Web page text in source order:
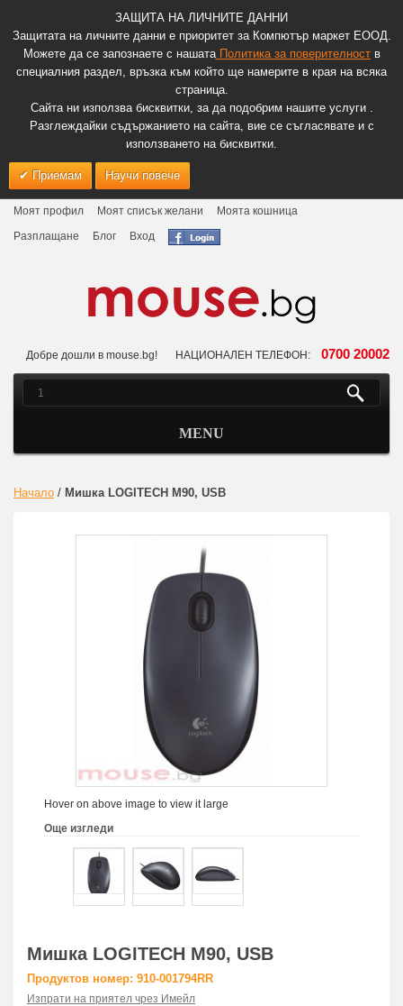
ЗАЩИТА НА ЛИЧНИТЕ ДАННИ
Защитата на личните данни е приоритет за Компютър маркет ЕООД.
Можете да се запознаете с нашатаПолитика за поверителноств
специалния раздел, връзка към който ще намерите в края на всяка
страница.
Сайта ни използва бисквитки, за да подобрим нашите услуги .
Разглеждайки съдържанието на сайта, вие се съгласявате и с
използването на бисквитки.
Приемам Научи повече
Моят профил Моят списък желани
Моята кошница
Разплащане
Блог Вход
Добре дошли в mouse.bg! НАЦИОНАЛЕН ТЕЛЕФОН: 0700 20002
MENU
Начало / Мишка LOGITECH M90, USB
Hover on above image to view it large
Още изгледи
Мишка LOGITECH M90, USB
Продуктов номер: 910-001794RR
Изпрати на приятел чрез Имейл